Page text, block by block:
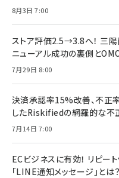
8月3日 7:00
ストア評価2.5→3.8へ！ 三陽
ニューアル成功の裏側と
7月29日 8:00
決済承認率15%改善、不正
したRiskifiedの網羅的な不
7月14日 7:00
ECビジネスに有効！ リピー
「LINE通知メッセージ」とは？